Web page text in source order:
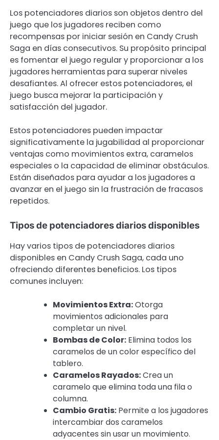
Los potenciadores diarios son objetos dentro del
juego que los jugadores reciben como
recompensas por iniciar sesión en Candy Crush
Saga en días consecutivos. Su propósito principal
es fomentar el juego regular y proporcionar a los
jugadores herramientas para superar niveles
desafiantes. Al ofrecer estos potenciadores, el
juego busca mejorar la participación y
satisfacción del jugador.
Estos potenciadores pueden impactar
significativamente la jugabilidad al proporcionar
ventajas como movimientos extra, caramelos
especiales o la capacidad de eliminar obstáculos.
Están diseñados para ayudar a los jugadores a
avanzar en el juego sin la frustración de fracasos
repetidos.
Tipos de potenciadores diarios disponibles
Hay varios tipos de potenciadores diarios
disponibles en Candy Crush Saga, cada uno
ofreciendo diferentes beneficios. Los tipos
comunes incluyen:
Movimientos Extra:Otorga
movimientos adicionales para
completar un nivel.
Bombas de Color: Elimina todos los
caramelos de un color específico del
tablero.
Caramelos Rayados:Crea un
caramelo que elimina toda una fila o
columna.
Cambio Gratis: Permite a los jugadores
intercambiar dos caramelos
adyacentes sin usar un movimiento.